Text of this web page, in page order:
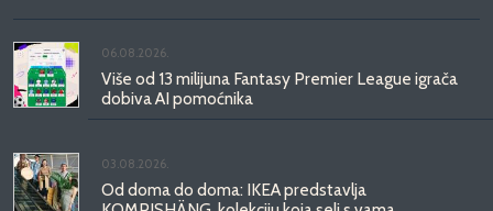
06.08.2026.
Više od 13 milijuna Fantasy Premier League igrača
dobiva AI pomoćnika
03.08.2026.
Od doma do doma: IKEA predstavlja